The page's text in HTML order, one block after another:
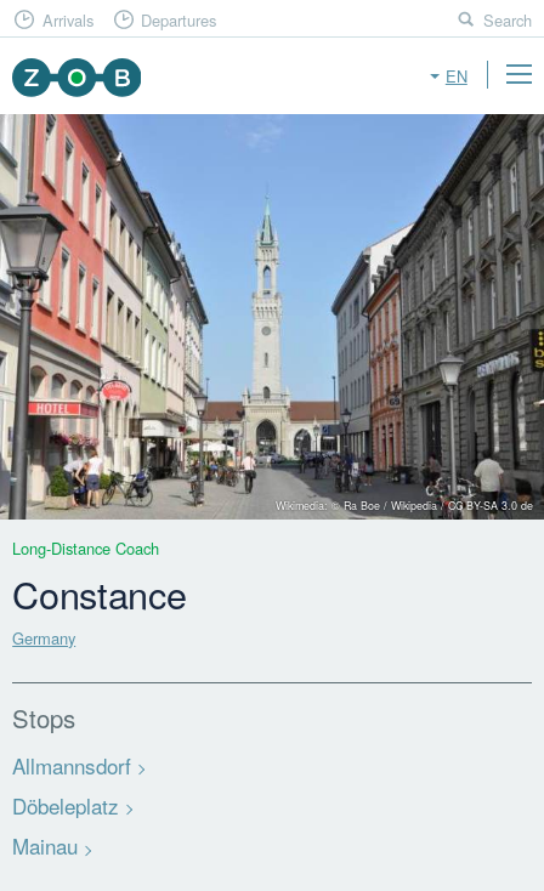
EN
Arrivals Departures Search
Wikimedia: © Ra Boe / Wikipedia / CC BY-SA 3.0 de
Long-Distance Coach
Constance
Germany
Stops
Allmannsdorf
Döbeleplatz
Mainau